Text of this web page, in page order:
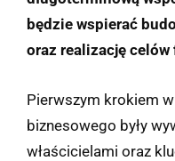
będzie wspierać
oraz realizację celów
Pierwszym krokiem
biznesowego były
właścicielami oraz